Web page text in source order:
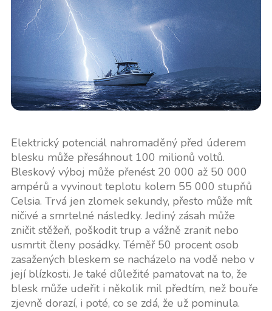
Elektrický potenciál nahromaděný před úderem
blesku může přesáhnout 100 milionů voltů.
Bleskový výboj může přenést 20 000 až 50 000
ampérů a vyvinout teplotu kolem 55 000 stupňů
Celsia. Trvá jen zlomek sekundy, přesto může mít
ničivé a smrtelné následky. Jediný zásah může
zničit stěžeň, poškodit trup a vážně zranit nebo
usmrtit členy posádky. Téměř 50 procent osob
zasažených bleskem se nacházelo na vodě nebo v
její blízkosti. Je také důležité pamatovat na to, že
blesk může udeřit i několik mil předtím, než bouře
zjevně dorazí, i poté, co se zdá, že už pominula.